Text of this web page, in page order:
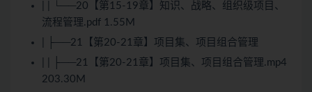
| | └──20【第15-19章】知识、战略、组织级项目、
流程管理.pdf 1.55M
| ├──21【第20-21章】项目集、项目组合管理
| | ├──21【第20-21章】项目集、项目组合管理.mp4
203.30M